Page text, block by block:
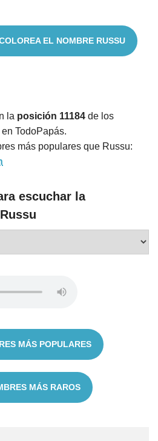
EL NOMBRE RUSSU
la posición 11184 de los
TodoPapás.
más populares que Russu:
escuchar la
MÁS POPULARES
MÁS RAROS